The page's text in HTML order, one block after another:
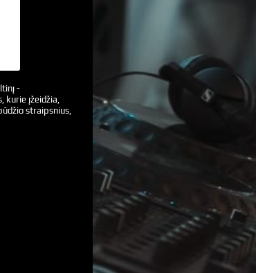
-
kurie įžeidžia,
straipsnius,